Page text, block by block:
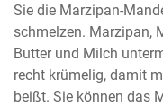
Sie die Marzipan-
schmelzen. Marzipan,
Butter und Milch
recht krümelig, damit
beißt. Sie können das